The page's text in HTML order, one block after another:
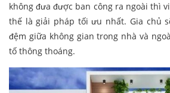
không đưa được ban công ra ngoài thì
thế là giải pháp tối ưu nhất. Gia chủ
đệm giữa không gian trong nhà và
tố thông thoáng.